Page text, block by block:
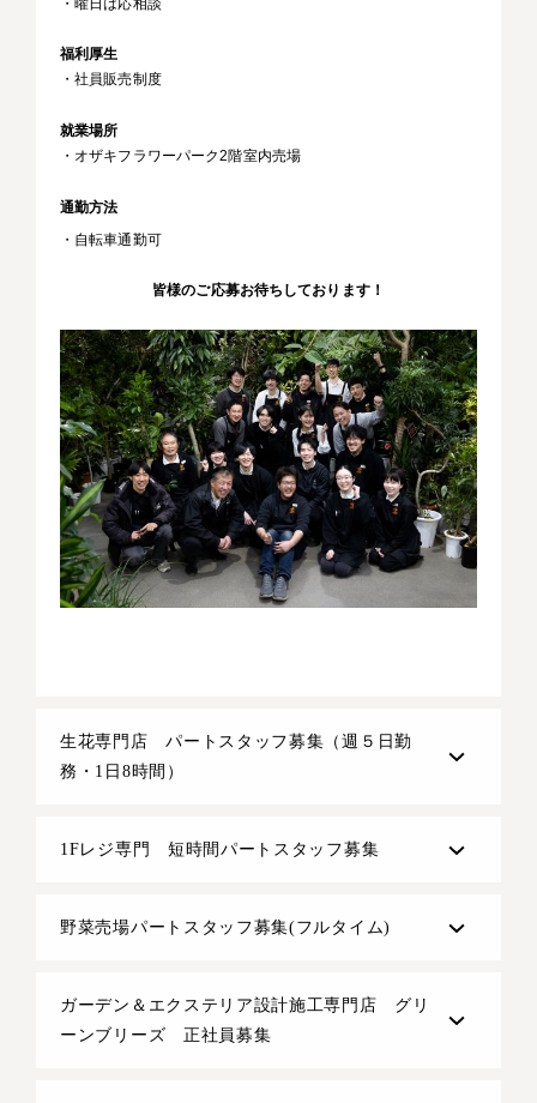
・曜日は応相談
福利厚生
・社員販売制度
就業場所
・オザキフラワーパーク2階室内売場
通勤方法
・自転車通勤可
皆様のご応募お待ちしております！
生花専門店 パートスタッフ募集（週５日勤
務・1日8時間）
1Fレジ専門 短時間パートスタッフ募集
野菜売場パートスタッフ募集(フルタイム)
ガーデン＆エクステリア設計施工専門店 グリ
ーンブリーズ 正社員募集